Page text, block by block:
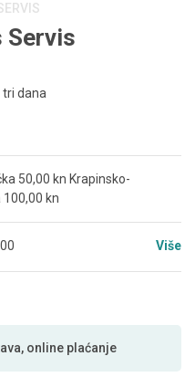
Servis
tri dana
50,00 kn Krapinsko-
kn
Više
online plaćanje